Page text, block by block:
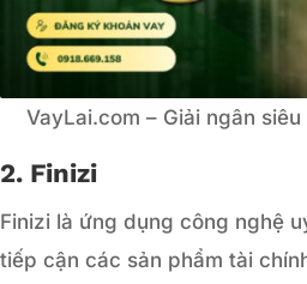
VayLai.com – Giải ngân
2. Finizi
Finizi là ứng dụng công nghệ
tiếp cận các sản phẩm tài